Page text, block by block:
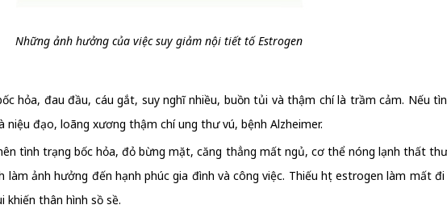
Những ảnh hưởng của việc suy giảm nội tiết tố Estrogen
hỏa, đau đầu, cáu gắt, suy nghĩ nhiều, buồn tủi và thậm chí là trầm cảm. Nếu
đạo, loãng xương thậm chí ung thư vú, bệnh Alzheimer.
tình trạng bốc hỏa, đỏ bừng mặt, căng thẳng mất ngủ, cơ thể nóng lạnh thất
ảnh hưởng đến hạnh phúc gia đình và công việc. Thiếu hụt estrogen làm mất
khiến thân hình sồ sề.